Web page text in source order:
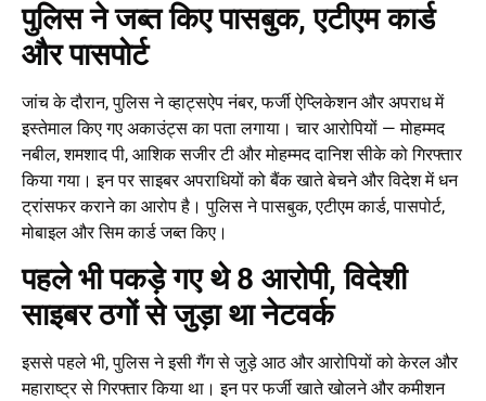
पुलिस ने जब्त किए पासबुक, एटीएम कार्ड
और पासपोर्ट
जांच के दौरान, पुलिस ने व्हाट्सऐप नंबर, फर्जी ऐप्लिकेशन और अपराध में
इस्तेमाल किए गए अकाउंट्स का पता लगाया। चार आरोपियों — मोहम्मद
नबील, शमशाद पी, आशिक सजीर टी और मोहम्मद दानिश सीके को गिरफ्तार
किया गया। इन पर साइबर अपराधियों को बैंक खाते बेचने और विदेश में धन
ट्रांसफर कराने का आरोप है। पुलिस ने पासबुक, एटीएम कार्ड, पासपोर्ट,
मोबाइल और सिम कार्ड जब्त किए।
पहले भी पकड़े गए थे 8 आरोपी, विदेशी
साइबर ठगों से जुड़ा था नेटवर्क
इससे पहले भी, पुलिस ने इसी गैंग से जुड़े आठ और आरोपियों को केरल और
महाराष्ट्र से गिरफ्तार किया था। इन पर फर्जी खाते खोलने और कमीशन